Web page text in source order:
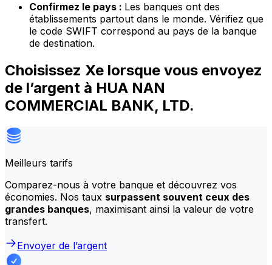
Confirmez le pays : Les banques ont des
établissements partout dans le monde. Vérifiez que
le code SWIFT correspond au pays de la banque
de destination.
Choisissez Xe lorsque vous envoyez
de l’argent à HUA NAN
COMMERCIAL BANK, LTD.
Meilleurs tarifs
Comparez-nous à votre banque et découvrez vos
économies. Nos taux surpassent souvent ceux des
grandes banques, maximisant ainsi la valeur de votre
transfert.
Envoyer de l’argent